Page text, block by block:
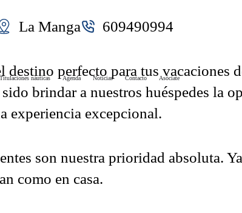
Titulaciones náuticas Agenda Noticias Contacto Asóciate
La Manga 609490994
perfecto para tus vacaciones
brindar a nuestros huéspedes la
experiencia excepcional.
son nuestra prioridad absoluta.
como en casa.